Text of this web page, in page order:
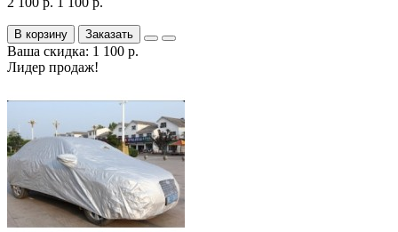
В корзину Заказать
Ваша скидка: 1 100 р.
Лидер продаж!